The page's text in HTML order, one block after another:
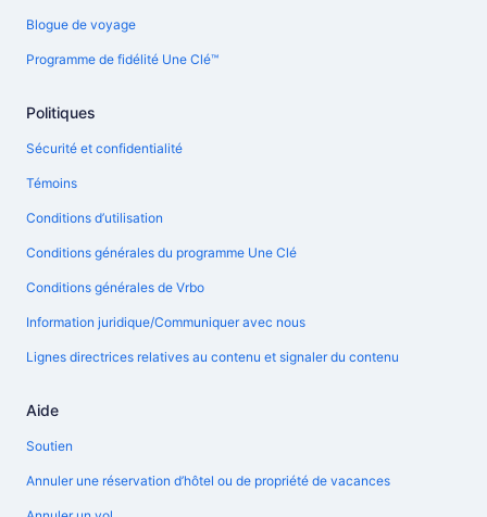
Blogue de voyage
Programme de fidélité Une Clé™
Politiques
Sécurité et confidentialité
Témoins
Conditions d’utilisation
Conditions générales du programme Une Clé
Conditions générales de Vrbo
Information juridique/Communiquer avec nous
Lignes directrices relatives au contenu et signaler du contenu
Aide
Soutien
Annuler une réservation d’hôtel ou de propriété de vacances